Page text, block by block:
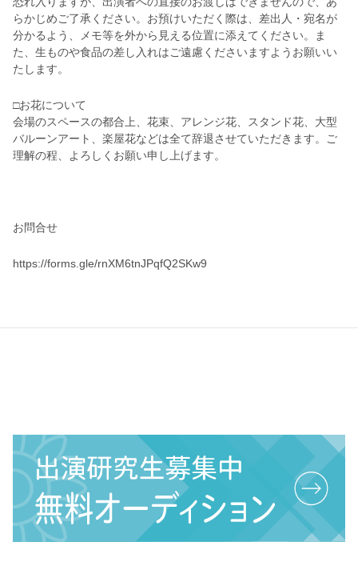
らかじめご了承ください。お預けいただく際は、差出人・宛名が
分かるよう、メモ等を外から見える位置に添えてください。ま
た、生ものや食品の差し入れはご遠慮くださいますようお願いい
たします。
□お花について
会場のスペースの都合上、花束、アレンジ花、スタンド花、大型
バルーンアート、楽屋花などは全て辞退させていただきます。ご
理解の程、よろしくお願い申し上げます。
お問合せ
https://forms.gle/rnXM6tnJPqfQ2SKw9